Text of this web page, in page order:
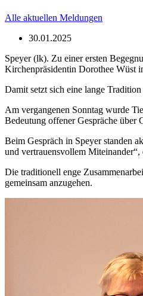
Alle aktuellen Meldungen
30.01.2025
Speyer (lk). Zu einer ersten
Kirchenpräsidentin Dorothee Wüst
Damit setzt sich eine lange
Am vergangenen Sonntag wurde
Bedeutung offener Gespräche über
Beim Gespräch in Speyer standen
und vertrauensvollem
Die traditionell enge
gemeinsam anzugehen.